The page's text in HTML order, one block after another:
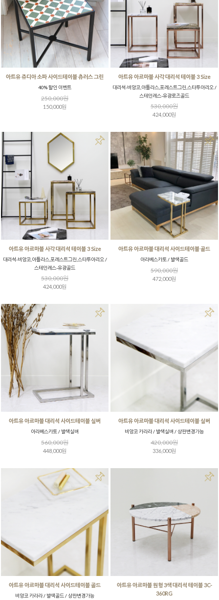
아트유 쥬디아 소파 사이드테이블 츄러스 그린
40% 할인 이벤트
250,000원
150,000원
아트유 아르마블 사각 대리석 테이블 3 Size
대리석-비앙코,아틀라스,포레스트그린,스타투아리오 /
스테인레스-유광로즈골드
530,000원
424,000원
아트유 아르마블 사각 대리석 테이블 3 Size
대리석-비앙코,아틀라스,포레스트그린,스타투아리오 /
스테인레스-유광골드
530,000원
424,000원
아트유 아르마블 대리석 사이드테이블 골드
아라베스카토 / 발색골드
590,000원
472,000원
아트유 아르마블 대리석 사이드테이블 실버
아라베스카토 / 발색실버
560,000원
448,000원
아트유 아르마블 대리석 사이드테이블 실버
비앙코 카라라 / 발색실버 / 상판변경가능
420,000원
336,000원
아트유 아르마블 대리석 사이드테이블 골드
비앙코 카라라 / 발색골드 / 상판변경가능
아트유 아르마블 원형 3색 대리석 테이블 3C-
360RG